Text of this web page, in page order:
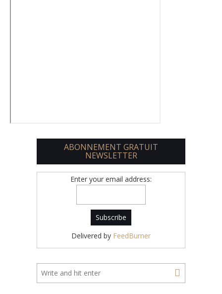
ABONNEMENT GRATUIT
NEWSLETTER
Enter your email address:
Delivered by FeedBurner